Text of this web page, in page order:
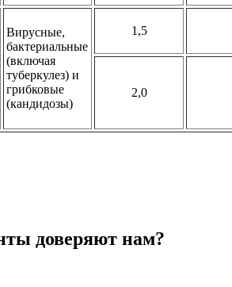
Вирусные,
бактериальные
(включая
туберкулез) и
грибковые
(кандидозы)
1,5
2,0
доверяют нам?